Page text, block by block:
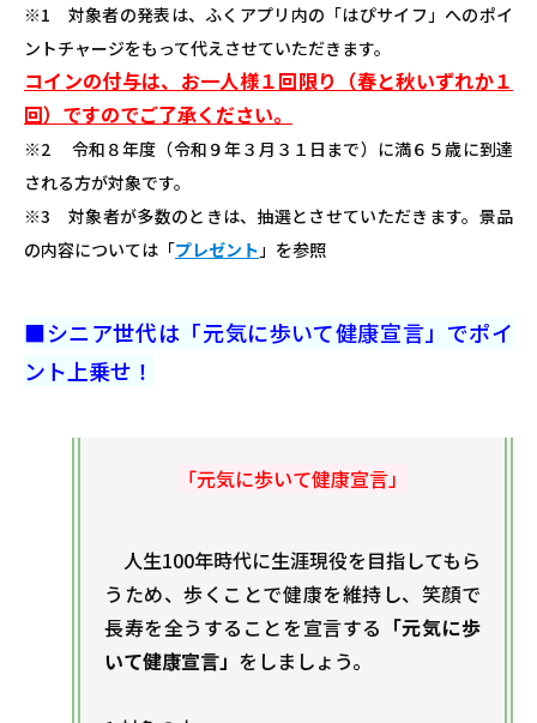
※1 対象者の発表は、ふくアプリ内の「はぴサイフ」へのポイ
ントチャージをもって代えさせていただきます。
コインの付与は、お一人様１回限り（春と秋いずれか１
回）ですのでご了承ください。
※2 令和８年度（令和９年３月３１日まで）に満６５歳に到達
される方が対象です。
※3 対象者が多数のときは、抽選とさせていただきます。 景品
の内容については「プレゼント 」を参照
■シニア世代は「元気に歩いて健康宣言」でポイ
ント上乗せ！
「元気に歩いて健康宣言」
人生100年時代に生涯現役を目指してもら
うため、歩くことで健康を維持し、笑顔で
長寿を全うすることを宣言する 「元気に歩
いて健康宣言」 をしましょう。